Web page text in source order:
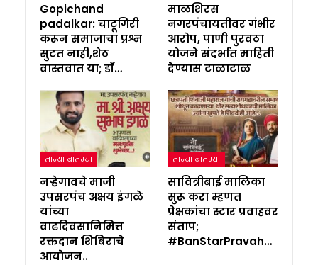
Gopichand
padalkar: चाटूगिरी
करून समाजाचा प्रश्न
सुटत नाही,शेठ
वास्तवात या; डॉ…
माळशिरस
नगरपंचायतीवर गंभीर
आरोप, पाणी पुरवठा
योजने संदर्भात माहिती
देण्यास टाळाटाळ
ताज्या बातम्या
नऱ्हेगावचे माजी
उपसरपंच अक्षय इंगळे
यांच्या
वाढदिवसानिमित्त
रक्तदान शिबिराचे
आयोजन..
ताज्या बातम्या
सावित्रीबाई मालिका
सुरू करा म्हणत
प्रेक्षकांचा स्टार प्रवाहवर
संताप;
#BanStarPravah…